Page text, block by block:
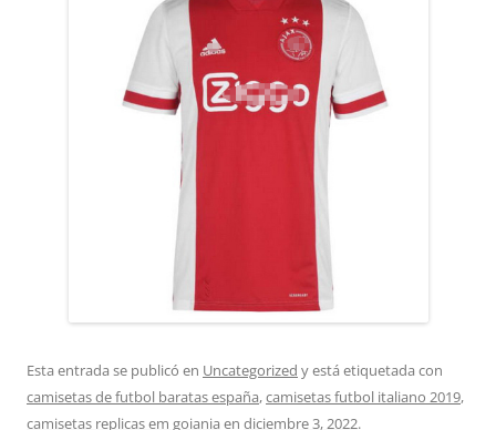
Esta entrada se publicó en Uncategorized y está etiquetada con
camisetas de futbol baratas españa,camisetas futbol italiano 2019,
camisetas replicas em goiania en diciembre 3, 2022.